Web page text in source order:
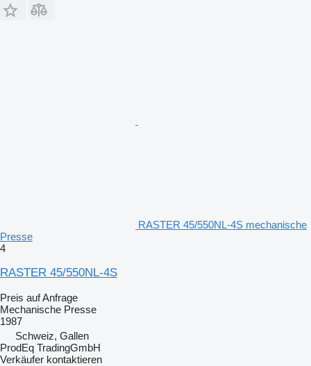
RASTER 45/550NL-4S mechanische
Presse
4
RASTER 45/550NL-4S
Preis auf Anfrage
Mechanische Presse
1987
Schweiz, Gallen
ProdEq TradingGmbH
Verkäufer kontaktieren